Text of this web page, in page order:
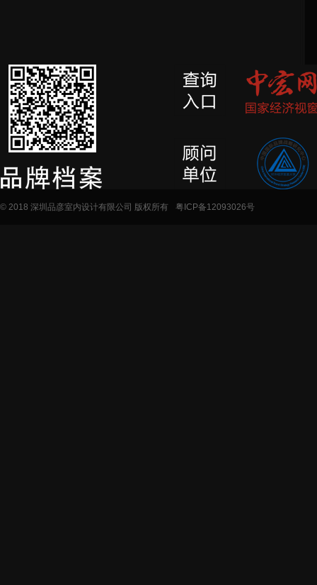
© 2018 深圳品彦室内设计有限公司 版权所有 粤ICP备12093026号